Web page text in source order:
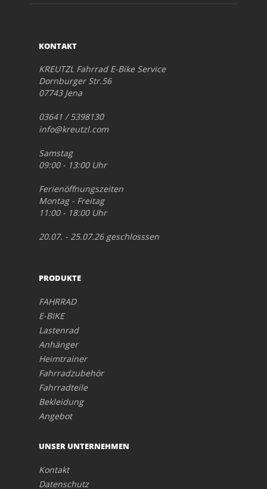
KONTAKT
KREUTZL Fahrrad E-Bike Service
Dornburger Str.56
07743 Jena
03641 / 5398130
info@kreutzl.com
Samstag
09:00 - 13:00 Uhr
Ferienöffnungszeiten
Montag - Freitag
11:00 - 18:00 Uhr
20.07. - 25.07.26 geschlosssen
PRODUKTE
FAHRRAD
E-BIKE
Lastenrad
Anhänger
Heimtrainer
Fahrradzubehör
Fahrradteile
Bekleidung
Angebot
UNSER UNTERNEHMEN
Kontakt
Datenschutz